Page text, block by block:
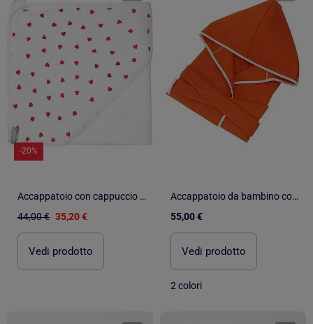
-20%
Accappatoio con cappuccio per neonato in cotone e bambù | SEVIRA KIDS
44,00 € 35,20 €
Vedi prodotto
Accappatoio da bambino con cappuccio in cotone a nido d'ape JADOO
55,00 €
Vedi prodotto
2 colori